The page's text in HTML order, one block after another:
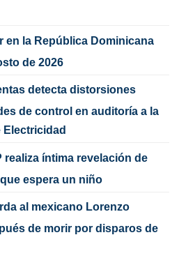
en la República Dominicana
de 2026
detecta distorsiones
de control en auditoría a la
realiza íntima revelación de
espera un niño
al mexicano Lorenzo
de morir por disparos de